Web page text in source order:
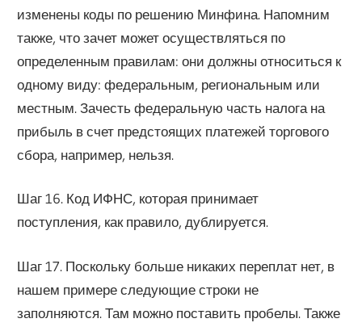
изменены коды по решению Минфина. Напомним
также, что зачет может осуществляться по
определенным правилам: они должны относиться к
одному виду: федеральным, региональным или
местным. Зачесть федеральную часть налога на
прибыль в счет предстоящих платежей торгового
сбора, например, нельзя.
Шаг 16. Код ИФНС, которая принимает
поступления, как правило, дублируется.
Шаг 17. Поскольку больше никаких переплат нет, в
нашем примере следующие строки не
заполняются. Там можно поставить пробелы. Также